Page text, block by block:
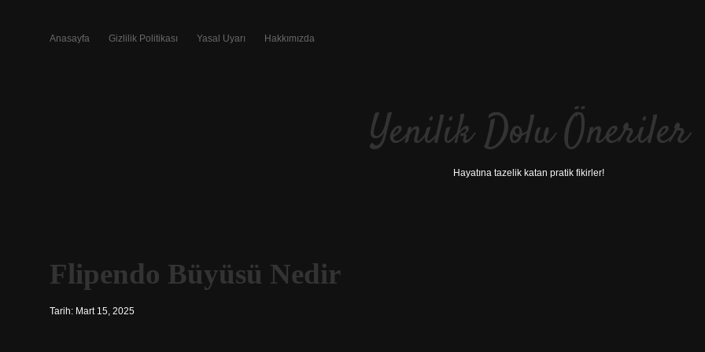
Anasayfa Gizlilik Politikası Yasal Uyarı Hakkımızda
Yenilik Dolu Öneriler
Hayatına tazelik katan pratik fikirler!
Flipendo Büyüsü Nedir
Tarih: Mart 15, 2025